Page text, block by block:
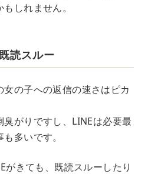
しれません。
読スルー
の子への返信の速さはピカ
がりですし、LINEは必要最
多いです。
がきても、既読スルーしたり